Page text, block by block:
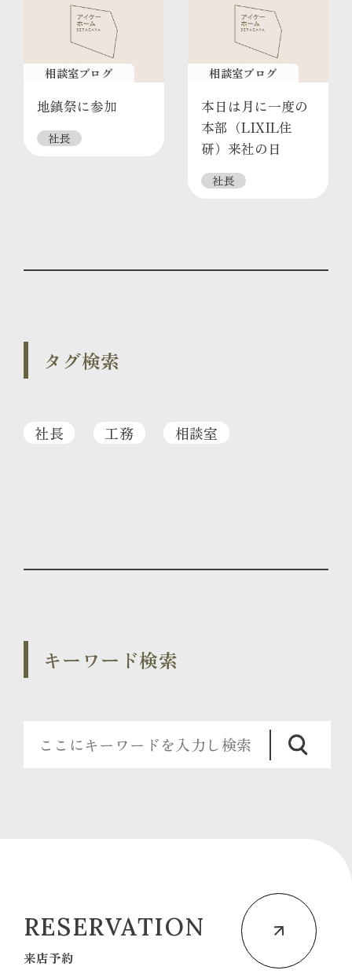
相談室ブログ
地鎮祭に参加
社長
相談室ブログ
本日は月に一度の
本部（LIXIL住
研）来社の日
社長
タグ検索
社長 工務 相談室
キーワード検索
RESERVATION
来店予約